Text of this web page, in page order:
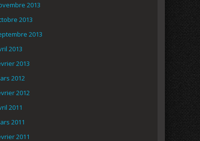
2013
2013
2013
2013
2013
2012
2012
2011
2011
2011